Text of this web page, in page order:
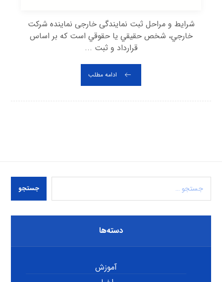
شرایط و مراحل ثبت نمایندگی خارجی نماينده شركت
خارجي، شخص حقيقي يا حقوقي است كه بر اساس
قرارداد و ثبت ...
ادامه مطلب
جستجو
دسته‌ها
آموزش